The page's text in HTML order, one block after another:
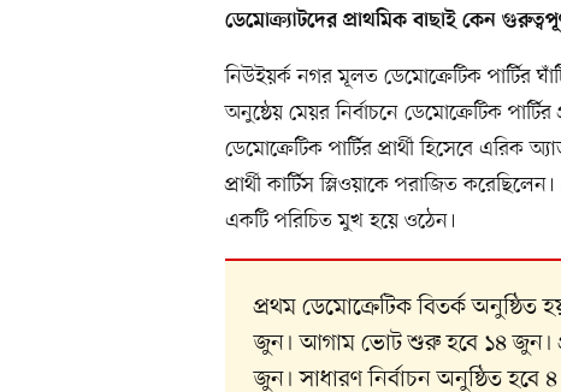
ডেমোক্র্যাটদের প্রাথমিক বাছাই কেন
নিউইয়র্ক নগর মূলত ডেমোক্রেটিক পার্টির
অনুষ্ঠেয় মেয়র নির্বাচনে ডেমোক্রেটিক
ডেমোক্রেটিক পার্টির প্রার্থী হিসেবে এরিক
প্রার্থী কার্টিস স্লিওয়াকে পরাজিত
একটি পরিচিত মুখ হয়ে ওঠেন।
প্রথম ডেমোক্রেটিক বিতর্ক অনুষ্ঠিত
জুন। আগাম ভোট শুরু হবে ১৪ জুন।
জুন। সাধারণ নির্বাচন অনুষ্ঠিত হবে ৪